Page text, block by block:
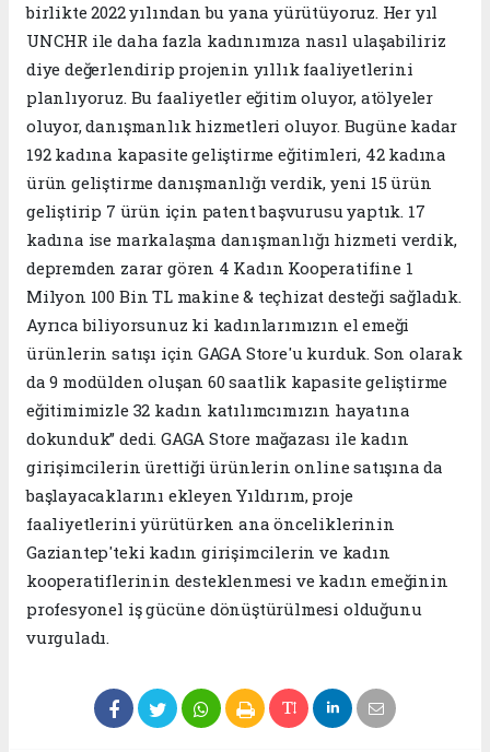
birlikte 2022 yılından bu yana yürütüyoruz. Her yıl
UNCHR ile daha fazla kadınımıza nasıl ulaşabiliriz
diye değerlendirip projenin yıllık faaliyetlerini
planlıyoruz. Bu faaliyetler eğitim oluyor, atölyeler
oluyor, danışmanlık hizmetleri oluyor. Bugüne kadar
192 kadına kapasite geliştirme eğitimleri, 42 kadına
ürün geliştirme danışmanlığı verdik, yeni 15 ürün
geliştirip 7 ürün için patent başvurusu yaptık. 17
kadına ise markalaşma danışmanlığı hizmeti verdik,
depremden zarar gören 4 Kadın Kooperatifine 1
Milyon 100 Bin TL makine & teçhizat desteği sağladık.
Ayrıca biliyorsunuz ki kadınlarımızın el emeği
ürünlerin satışı için GAGA Store'u kurduk. Son olarak
da 9 modülden oluşan 60 saatlik kapasite geliştirme
eğitimimizle 32 kadın katılımcımızın hayatına
dokunduk” dedi. GAGA Store mağazası ile kadın
girişimcilerin ürettiği ürünlerin online satışına da
başlayacaklarını ekleyen Yıldırım, proje
faaliyetlerini yürütürken ana önceliklerinin
Gaziantep'teki kadın girişimcilerin ve kadın
kooperatiflerinin desteklenmesi ve kadın emeğinin
profesyonel iş gücüne dönüştürülmesi olduğunu
vurguladı.